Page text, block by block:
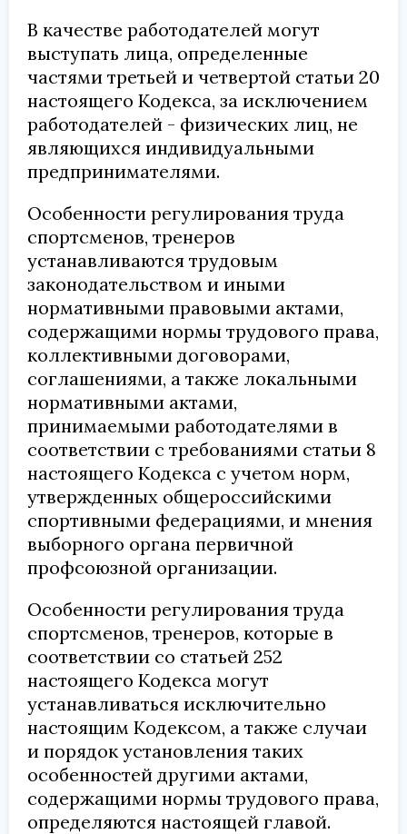
В качестве работодателей могут
выступать лица, определенные
частями третьей и четвертой статьи 20
настоящего Кодекса, за исключением
работодателей - физических лиц, не
являющихся индивидуальными
предпринимателями.
Особенности регулирования труда
спортсменов, тренеров
устанавливаются трудовым
законодательством и иными
нормативными правовыми актами,
содержащими нормы трудового права,
коллективными договорами,
соглашениями, а также локальными
нормативными актами,
принимаемыми работодателями в
соответствии с требованиями статьи 8
настоящего Кодекса с учетом норм,
утвержденных общероссийскими
спортивными федерациями, и мнения
выборного органа первичной
профсоюзной организации.
Особенности регулирования труда
спортсменов, тренеров, которые в
соответствии со статьей 252
настоящего Кодекса могут
устанавливаться исключительно
настоящим Кодексом, а также случаи
и порядок установления таких
особенностей другими актами,
содержащими нормы трудового права,
определяются настоящей главой.